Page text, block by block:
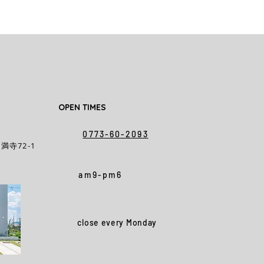
寺72-1
OPEN TIMES
0773-60-2093
am9-pm6
close every Monday